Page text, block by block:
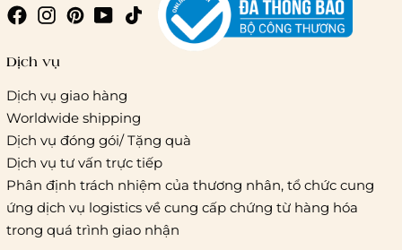
Giao hàng trong ngày (hoả tốc)
Giao hàng tiêu chuẩn:
Hồ Chí Minh:
Áp dụng theo bảng giá cước của ĐVVC
Vietelpost/ Giaohangtietkiem và 1 số đối tác vận chuyển
Hà Nội và các tỉnh thành khác:
Áp dụng theo bảng giá
cước của ĐVVC Vietelpost/ Giaohangtietkiem... và 1 số đối
Dịch vụ
Dịch vụ giao hàng
Worldwide shipping
Dịch vụ đóng gói/ Tặng quà
Dịch vụ tư vấn trực tiếp
Phân định trách nhiệm của thương nhân, tổ chức cung
ứng dịch vụ logistics về cung cấp chứng từ hàng hóa
trong quá trình giao nhận